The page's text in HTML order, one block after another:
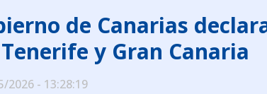
de Canarias
y Gran Canaria
2026 - 13:28:19